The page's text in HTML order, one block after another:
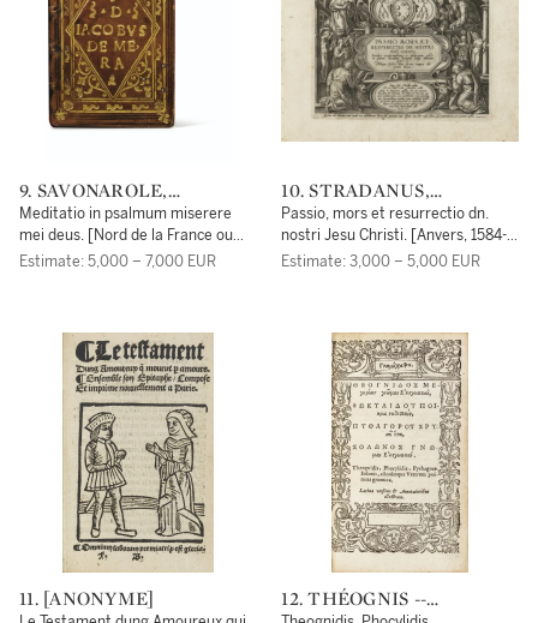
9. SAVONAROLE,
GIROLAMO -- ARNOULD
DE BOHÉRIES
Meditatio in psalmum miserere
mei deus. [Nord de la France ou
Belgique, vers 1520-1530]. 92 ff.
Estimate: 5,000 – 7,000 EUR
10. STRADANUS,
JOHANNES -- PHILIPPE
GALLE
Passio, mors et resurrectio dn.
nostri Jesu Christi. [Anvers, 1584-
1587].
Estimate: 3,000 – 5,000 EUR
11. [ANONYME]
12. THÉOGNIS --